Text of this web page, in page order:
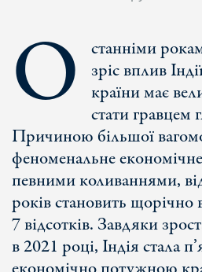
О
станніми
зріс вплив
країни має
стати гравцем
Причиною більшої
феноменальне
певними коливаннями,
років становить
7 відсотків. Завдяки
в 2021 році, Індія стала